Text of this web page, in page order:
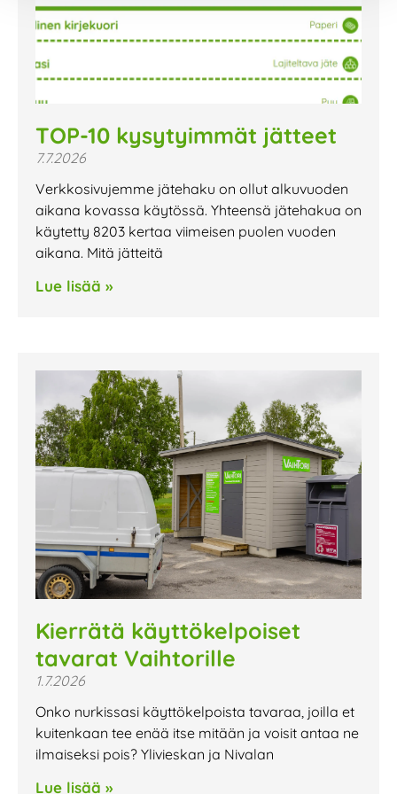
TOP-10 kysytyimmät jätteet
7.7.2026
Verkkosivujemme jätehaku on ollut alkuvuoden
aikana kovassa käytössä. Yhteensä jätehakua on
käytetty 8203 kertaa viimeisen puolen vuoden
aikana. Mitä jätteitä
Lue lisää »
Kierrätä käyttökelpoiset
tavarat Vaihtorille
1.7.2026
Onko nurkissasi käyttökelpoista tavaraa, joilla et
kuitenkaan tee enää itse mitään ja voisit antaa ne
ilmaiseksi pois? Ylivieskan ja Nivalan
Lue lisää »